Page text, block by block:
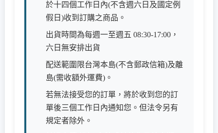
於十四個工作日內(不含週六日及國定例
假日)收到訂購之商品。
出貨時間為每週一至週五 08:30-17:00，
六日無安排出貨
配送範圍限台灣本島(不含郵政信箱)及離
島(需收額外運費)。
若無法接受您的訂單，將於收到您的訂
單後三個工作日內通知您。但法令另有
規定者除外。